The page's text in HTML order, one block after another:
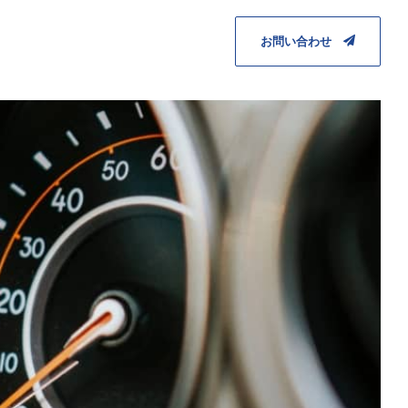
お問い合わせ